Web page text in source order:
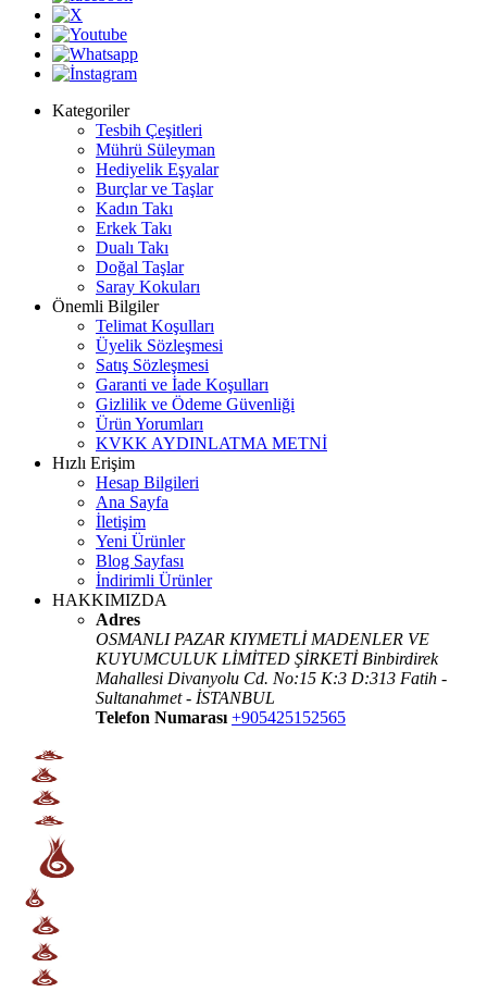
Kategoriler
Tesbih Çeşitleri
Mührü Süleyman
Hediyelik Eşyalar
Burçlar ve Taşlar
Kadın Takı
Erkek Takı
Dualı Takı
Doğal Taşlar
Saray Kokuları
Önemli Bilgiler
Telimat Koşulları
Üyelik Sözleşmesi
Satış Sözleşmesi
Garanti ve İade Koşulları
Gizlilik ve Ödeme Güvenliği
Ürün Yorumları
KVKK AYDINLATMA METNİ
Hızlı Erişim
Hesap Bilgileri
Ana Sayfa
İletişim
Yeni Ürünler
Blog Sayfası
İndirimli Ürünler
HAKKIMIZDA
Adres
OSMANLI PAZAR KIYMETLİ MADENLER VE
KUYUMCULUK LİMİTED ŞİRKETİ Binbirdirek
Mahallesi Divanyolu Cd. No:15 K:3 D:313 Fatih -
Sultanahmet - İSTANBUL
Telefon Numarası +905425152565